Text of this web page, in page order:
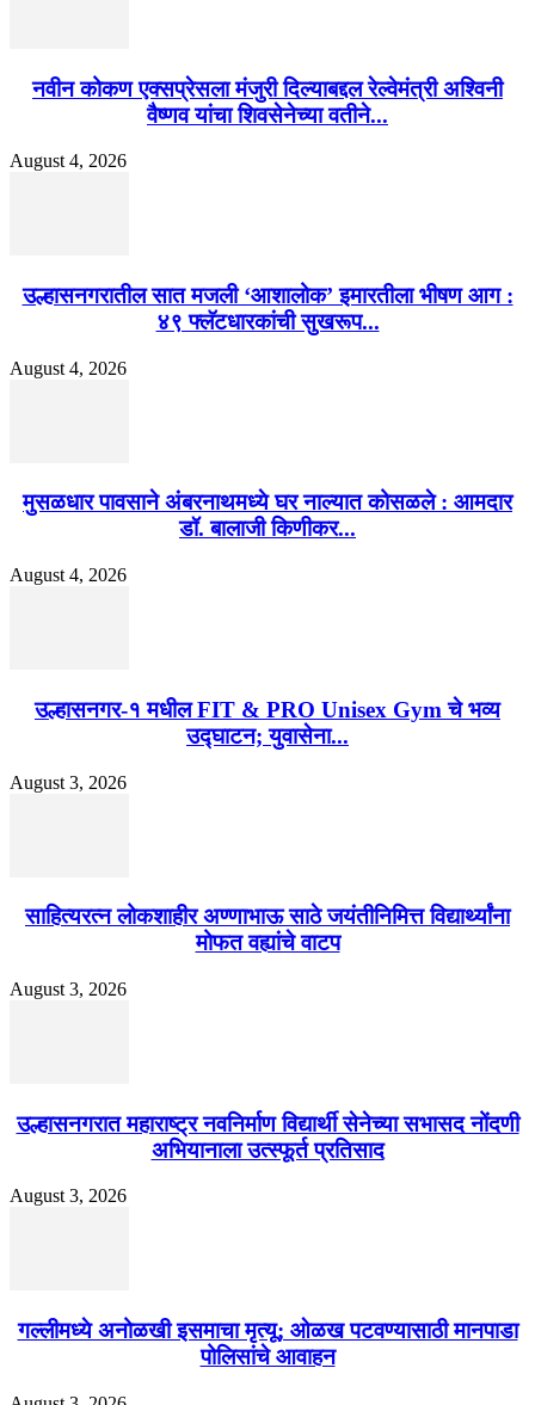
नवीन कोकण एक्सप्रेसला मंजुरी दिल्याबद्दल रेल्वेमंत्री अश्विनी
वैष्णव यांचा शिवसेनेच्या वतीने...
August 4, 2026
उल्हासनगरातील सात मजली ‘आशालोक’ इमारतीला भीषण आग :
४९ फ्लॅटधारकांची सुखरूप...
August 4, 2026
मुसळधार पावसाने अंबरनाथमध्ये घर नाल्यात कोसळले : आमदार
डॉ. बालाजी किणीकर...
August 4, 2026
उल्हासनगर-१ मधील FIT & PRO Unisex Gym चे भव्य
उद्घाटन; युवासेना...
August 3, 2026
साहित्यरत्न लोकशाहीर अण्णाभाऊ साठे जयंतीनिमित्त विद्यार्थ्यांना
मोफत वह्यांचे वाटप
August 3, 2026
उल्हासनगरात महाराष्ट्र नवनिर्माण विद्यार्थी सेनेच्या सभासद नोंदणी
अभियानाला उत्स्फूर्त प्रतिसाद
August 3, 2026
गल्लीमध्ये अनोळखी इसमाचा मृत्यू; ओळख पटवण्यासाठी मानपाडा
पोलिसांचे आवाहन